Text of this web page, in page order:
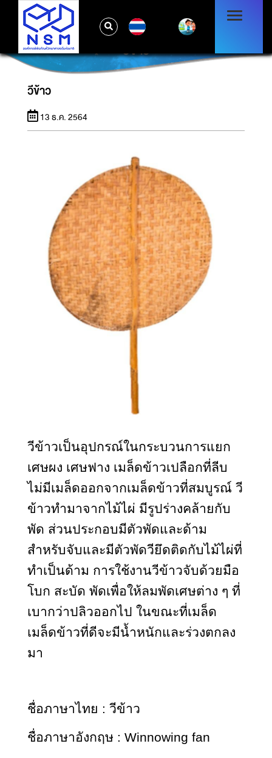
วีข้าว
วีข้าว
13 ธ.ค. 2564
วีข้าวเป็นอุปกรณ์ในกระบวนการแยก
เศษผง เศษฟาง เมล็ดข้าวเปลือกที่ลีบ
ไม่มีเมล็ดออกจากเมล็ดข้าวที่สมบูรณ์ วี
ข้าวทำมาจากไม้ไผ่ มีรูปร่างคล้ายกับ
พัด ส่วนประกอบมีตัวพัดและด้าม
สำหรับจับและมีตัวพัดวียึดติดกับไม้ไผ่ที่
ทำเป็นด้าม การใช้งานวีข้าวจับด้วยมือ
โบก สะบัด พัดเพื่อให้ลมพัดเศษต่าง ๆ ที่
เบากว่าปลิวออกไป ในขณะที่เมล็ด
เมล็ดข้าวที่ดีจะมีน้ำหนักและร่วงตกลง
มา
ชื่อภาษาไทย : วีข้าว
ชื่อภาษาอังกฤษ : Winnowing fan